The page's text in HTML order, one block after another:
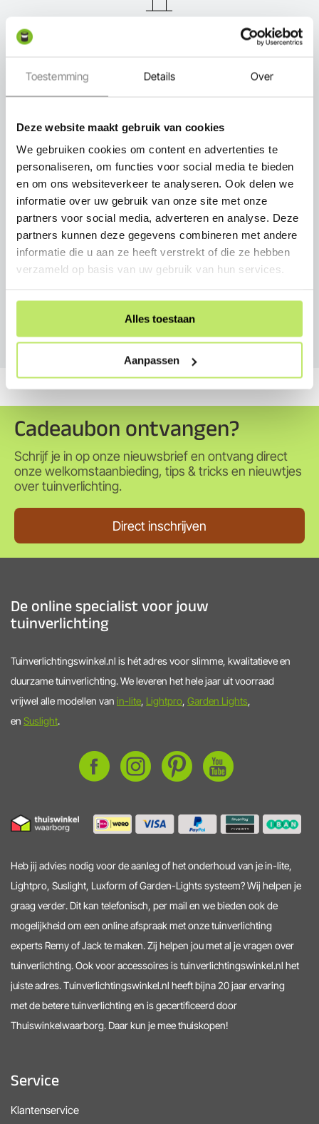
Toestemming Details Over
Deze website maakt gebruik van cookies
We gebruiken cookies om content en advertenties te
personaliseren, om functies voor social media te bieden
en om ons websiteverkeer te analyseren. Ook delen we
informatie over uw gebruik van onze site met onze
partners voor social media, adverteren en analyse. Deze
partners kunnen deze gegevens combineren met andere
informatie die u aan ze heeft verstrekt of die ze hebben
verzameld op basis van uw gebruik van hun services.
Alles toestaan
Aanpassen
Snel thuisbezorgd
Persoonlijk advies
Service
Cadeaubon ontvangen?
Schrijf je in op onze nieuwsbrief en ontvang direct
onze welkomstaanbieding, tips & tricks en nieuwtjes
over tuinverlichting.
Direct inschrijven
De online specialist voor jouw
tuinverlichting
Tuinverlichtingswinkel.nl is hét adres voor slimme, kwalitatieve en
duurzame tuinverlichting. We leveren het hele jaar uit voorraad
vrijwel alle modellen van in-lite, Lightpro, Garden Lights,
en Suslight.
Heb jij advies nodig voor de aanleg of het onderhoud van je in-lite,
Lightpro, Suslight, Luxform of Garden-Lights systeem? Wij helpen je
graag verder. Dit kan telefonisch, per mail en we bieden ook de
mogelijkheid om een online afspraak met onze tuinverlichting
experts Remy of Jack te maken. Zij helpen jou met al je vragen over
tuinverlichting. Ook voor accessoires is tuinverlichtingswinkel.nl het
juiste adres. Tuinverlichtingswinkel.nl heeft bijna 20 jaar ervaring
met de betere tuinverlichting en is gecertificeerd door
Thuiswinkelwaarborg. Daar kun je mee thuiskopen!
Service
Klantenservice